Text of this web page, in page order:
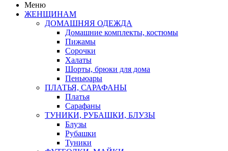
Меню
ЖЕНЩИНАМ
ДОМАШНЯЯ ОДЕЖДА
Домашние комплекты, костюмы
Пижамы
Сорочки
Халаты
Шорты, брюки для дома
Пеньюары
ПЛАТЬЯ, САРАФАНЫ
Платья
Сарафаны
ТУНИКИ, РУБАШКИ, БЛУЗЫ
Блузы
Рубашки
Туники